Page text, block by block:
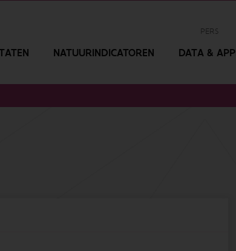
PERS
NATUURINDICATOREN DATA &